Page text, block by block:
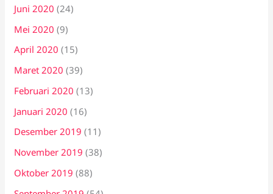
Juni 2020 (24)
Mei 2020 (9)
April 2020 (15)
Maret 2020 (39)
Februari 2020 (13)
Januari 2020 (16)
Desember 2019 (11)
November 2019 (38)
Oktober 2019 (88)